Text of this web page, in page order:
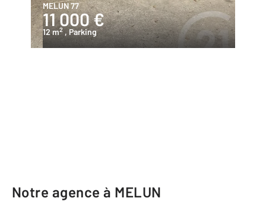
MELUN 77
11 000 €
12 m2 , Parking
Notre agence à MELUN